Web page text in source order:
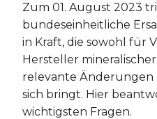
Zum 01. August 2023
bundeseinheitliche
in Kraft, die sowohl für
Hersteller
relevante
sich bringt. Hier
wichtigsten Fragen.